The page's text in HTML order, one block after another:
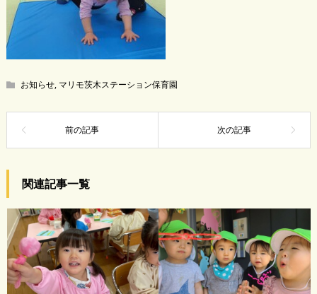
お知らせ, マリモ茨木ステーション保育園
関連記事一覧